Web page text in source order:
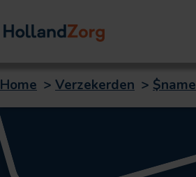
Home > Verzekerden > $name